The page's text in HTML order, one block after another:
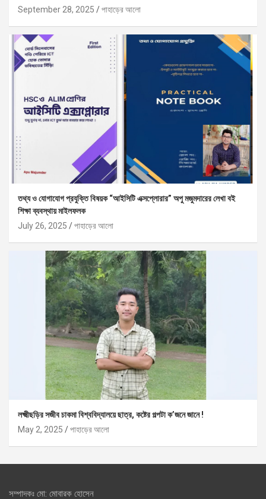
September 28, 2025
পাহাড়ের আলো
তথ্য ও যোগাযোগ প্রযুক্তি বিষয়ক “আইসিটি এক্সপ্লোরার” অপু মজুমদারের লেখা বই
শিক্ষা ব্যবস্থায় মাইলফলক
July 26, 2025
পাহাড়ের আলো
লক্ষ্মীছড়ির সজীব চাকমা বিশ্ববিদ্যালয়ে ছাত্র, কষ্টের গল্পটা ক’জনে জানে !
May 2, 2025
পাহাড়ের আলো
সম্পাদকঃ মো: মোবারক হোসেন